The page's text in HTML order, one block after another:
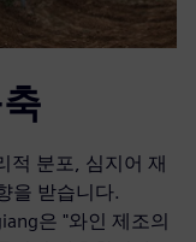
적 분포, 심지어 재
을 받습니다.
은 "와인 제조의